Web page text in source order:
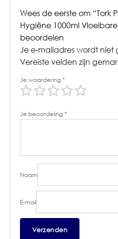
Wees de eerste om “Tork
Hygiëne 1000ml
beoordelen
Je e-mailadres wordt
Vereiste velden zijn
Je waardering*
Je beoordeling*
Naam
E-mail